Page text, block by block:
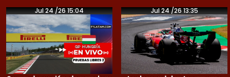
Jul 24 /26 15:04 Jul 24 /26 13:35